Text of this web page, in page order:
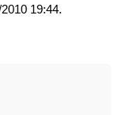
19:44.